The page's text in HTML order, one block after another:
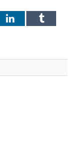
LinkedInTumblr